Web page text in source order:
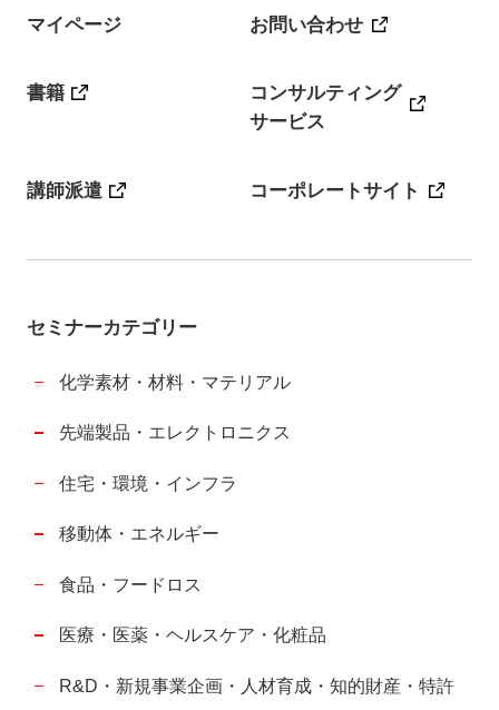
マイページ お問い合わせ
書籍
コンサルティング
サービス
講師派遣 コーポレートサイト
セミナーカテゴリー
化学素材・材料・マテリアル
先端製品・エレクトロニクス
住宅・環境・インフラ
移動体・エネルギー
食品・フードロス
医療・医薬・ヘルスケア・化粧品
R&D・新規事業企画・人材育成・知的財産・特許